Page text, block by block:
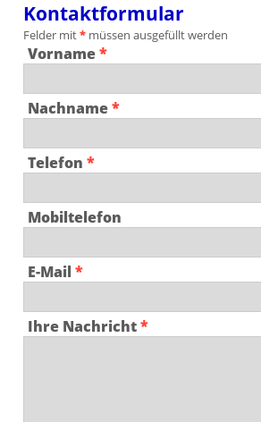
Kontaktformular
Felder mit* müssen ausgefüllt werden
Vorname*
Nachname*
Telefon*
Mobiltelefon
E-Mail*
Ihre Nachricht*